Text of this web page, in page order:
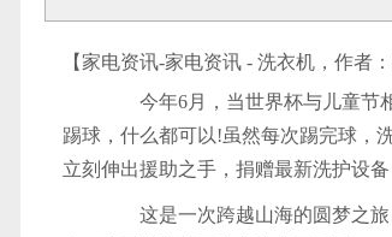
【家电资讯-家电资讯 - 洗衣机，作者：
今年6月，当世界杯与儿童节相
踢球，什么都可以!虽然每次踢完球，
立刻伸出援助之手，捐赠最新洗护设
这是一次跨越山海的圆梦之旅